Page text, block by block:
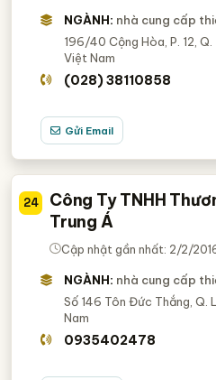
NGÀNH: nhà cung cấp
196/40 Cộng Hòa, P. 12, Q.
Việt Nam
(028) 38110858
Gửi Email
24
Công Ty TNHH
Trung Á
Cập nhật gần nhất: 2/2/
NGÀNH: nhà cung cấp
Số 146 Tôn Đức Thắng, Q.
Nam
0935402478